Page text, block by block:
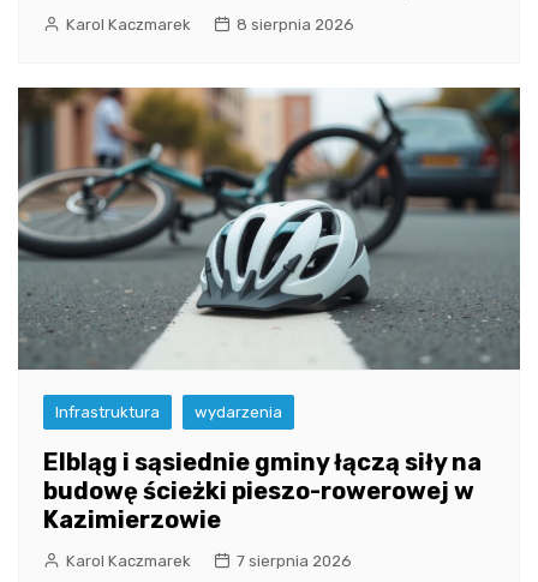
Karol Kaczmarek 8 sierpnia 2026
Infrastruktura wydarzenia
Elbląg i sąsiednie gminy łączą siły na
budowę ścieżki pieszo-rowerowej w
Kazimierzowie
Karol Kaczmarek 7 sierpnia 2026